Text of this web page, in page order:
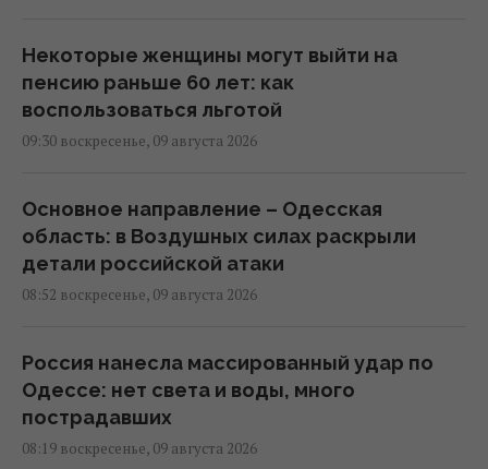
Некоторые женщины могут выйти на
пенсию раньше 60 лет: как
воспользоваться льготой
09:30 воскресенье, 09 августа 2026
Основное направление – Одесская
область: в Воздушных силах раскрыли
детали российской атаки
08:52 воскресенье, 09 августа 2026
Россия нанесла массированный удар по
Одессе: нет света и воды, много
пострадавших
08:19 воскресенье, 09 августа 2026